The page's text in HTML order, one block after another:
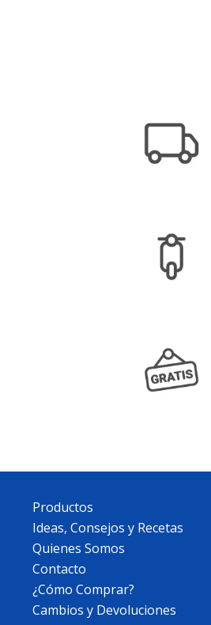
Productos
Ideas, Consejos y Recetas
Quienes Somos
Contacto
¿Cómo Comprar?
Cambios y Devoluciones